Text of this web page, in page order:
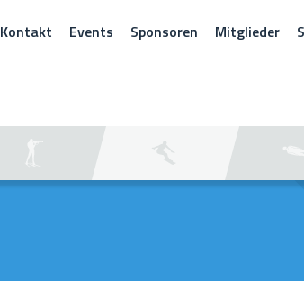
Kontakt Events Sponsoren Mitglieder